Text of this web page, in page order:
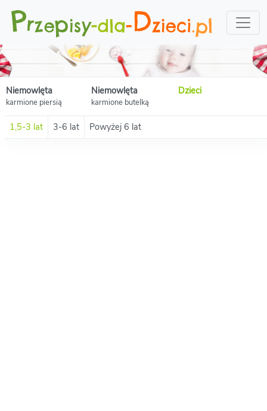
Niemowlęta
karmione piersią
Niemowlęta
karmione butelką
Dzieci
1,5-3 lat 3-6 lat Powyżej 6 lat